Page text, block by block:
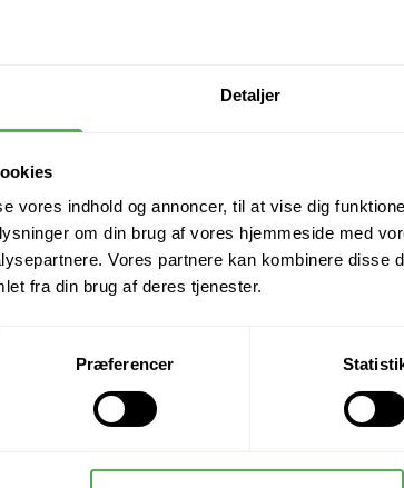
Detaljer
vores indhold og annoncer, til at vise dig
om din brug af vores hjemmeside med
Vores partnere kan kombinere disse
fra din brug af deres tjenester.
Præferencer